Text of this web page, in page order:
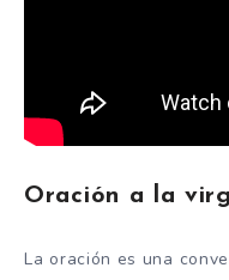
Oración a la
La oración es una